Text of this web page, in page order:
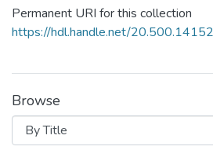
Permanent URI for this collection
https://hdl.handle.net/
Browse